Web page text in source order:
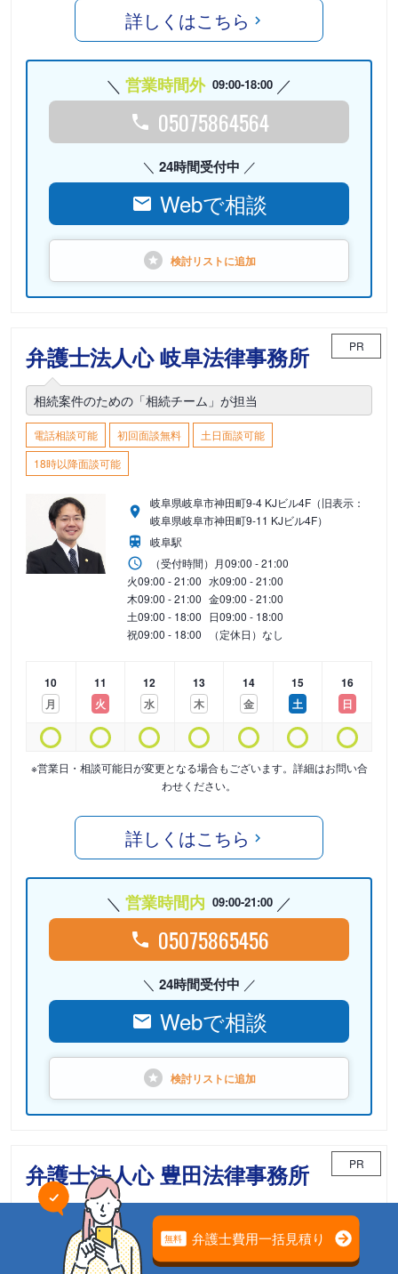
詳しくはこちら
営業時間外 09:00-18:00
05075864564
24時間受付中
Webで相談
検討リストに追加
弁護士法人心 岐阜法律事務所 PR
相続案件のための「相続チーム」が担当
電話相談可能 初回面談無料
土日面談可能
18時以降面談可能
岐阜県岐阜市神田町9-4 KJビル4F（旧表示：
岐阜県岐阜市神田町9-11 KJビル4F）
岐阜駅
（受付時間） 月09:00 - 21:00
火09:00 - 21:00 水09:00 - 21:00
木09:00 - 21:00 金09:00 - 21:00
土09:00 - 18:00 日09:00 - 18:00
祝09:00 - 18:00 （定休日）なし
10
月
11
火
12
水
13
木
14
金
15
土
16
日
※営業日・相談可能日が変更となる場合もございます。詳細はお問い合
わせください。
詳しくはこちら
営業時間内 09:00-21:00
05075865456
24時間受付中
Webで相談
検討リストに追加
弁護士法人心 豊田法律事務所 PR
相続案件のための「相続チーム」が担当
電話相談可能 初回面談無料